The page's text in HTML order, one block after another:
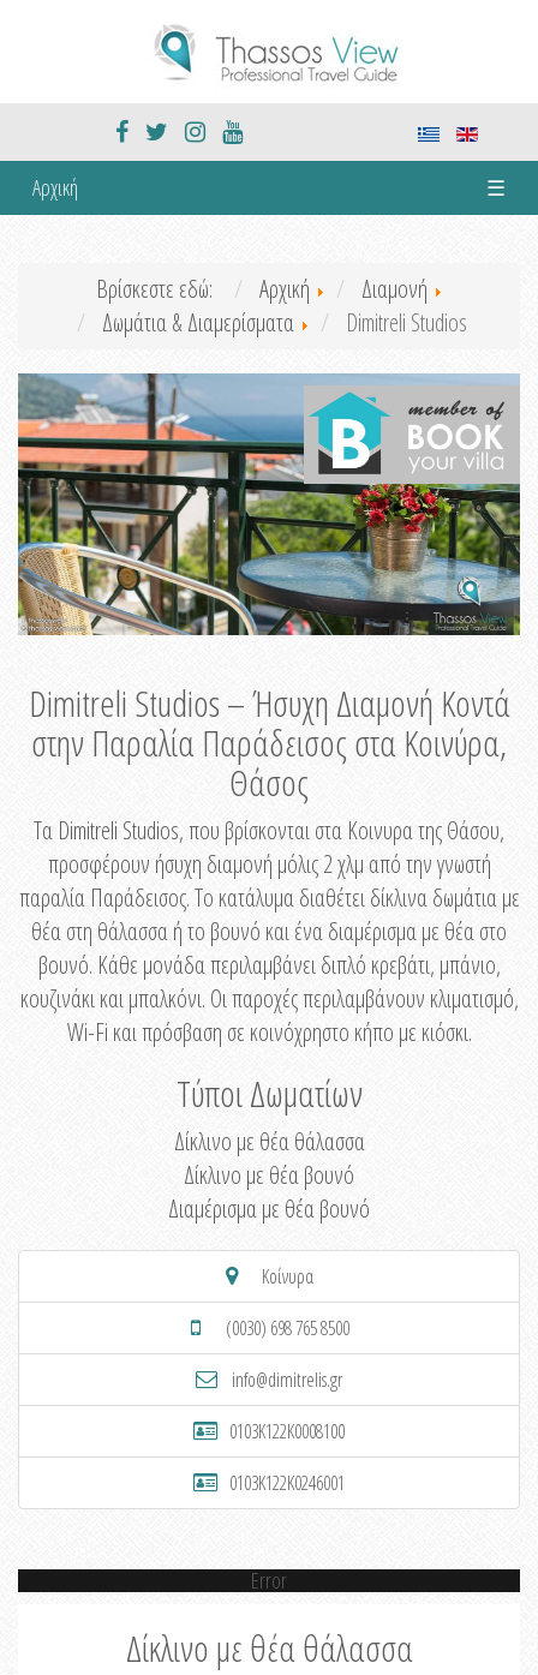
Αρχική ☰
Βρίσκεστε εδώ: Αρχική
Διαμονή
Δωμάτια & Διαμερίσματα
Dimitreli Studios
Dimitreli Studios – Ήσυχη Διαμονή Κοντά
στην Παραλία Παράδεισος στα Κοινύρα,
Θάσος
Τα Dimitreli Studios, που βρίσκονται στα Κοινυρα της Θάσου,
προσφέρουν ήσυχη διαμονή μόλις 2 χλμ από την γνωστή
παραλία Παράδεισος. Το κατάλυμα διαθέτει δίκλινα δωμάτια με
θέα στη θάλασσα ή το βουνό και ένα διαμέρισμα με θέα στο
βουνό. Κάθε μονάδα περιλαμβάνει διπλό κρεβάτι, μπάνιο,
κουζινάκι και μπαλκόνι. Οι παροχές περιλαμβάνουν κλιματισμό,
Wi-Fi και πρόσβαση σε κοινόχρηστο κήπο με κιόσκι.
Τύποι Δωματίων
Δίκλινο με θέα θάλασσα
Δίκλινο με θέα βουνό
Διαμέρισμα με θέα βουνό
Κοίνυρα
(0030) 698 765 8500
info@dimitrelis.gr
0103K122K0008100
0103K122K0246001
Error
Δίκλινο με θέα θάλασσα